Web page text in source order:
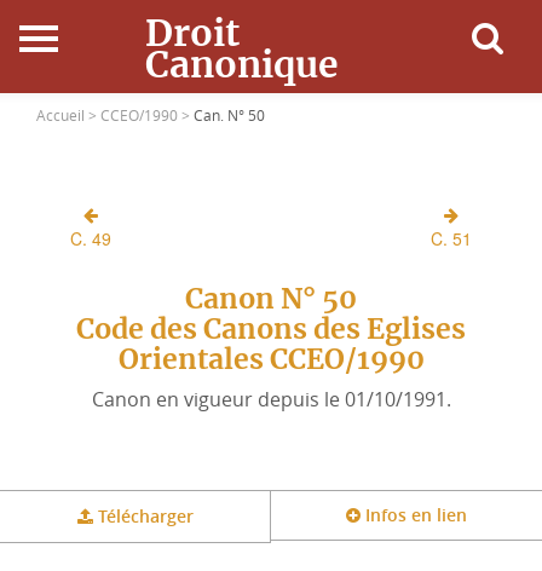
Droit
Canonique
Accueil
Ressources
Connexion
Accueil > CCEO/1990 > Can. N° 50
C. 49 C. 51
Canon N° 50
Code des Canons des Eglises
Orientales CCEO/1990
Canon en vigueur depuis le 01/10/1991.
Télécharger Infos en lien